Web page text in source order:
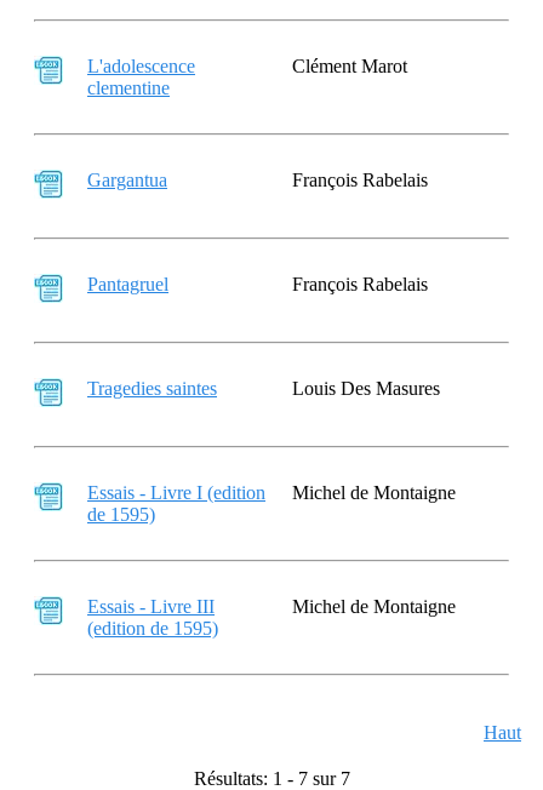
L'adolescence
clementine
Clément Marot
Gargantua François Rabelais
Pantagruel François Rabelais
Tragedies saintes Louis Des Masures
Essais - Livre I (edition
de 1595)
Michel de Montaigne
Essais - Livre III
(edition de 1595)
Michel de Montaigne
Haut
Résultats: 1 - 7 sur 7